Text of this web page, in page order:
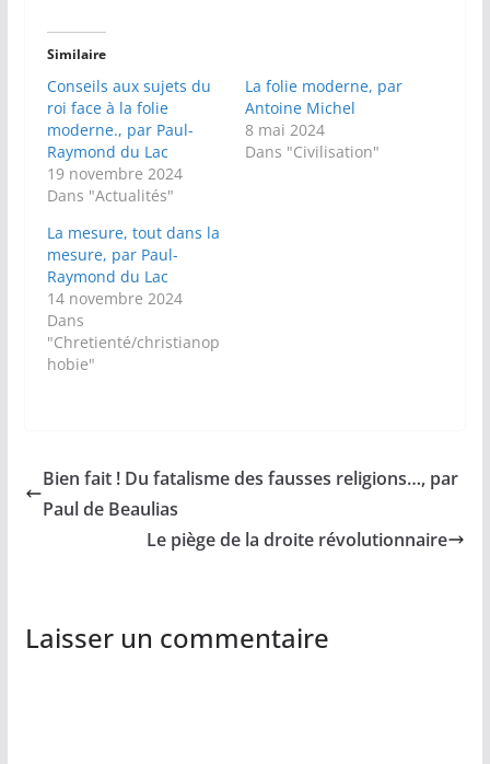
Similaire
Conseils aux sujets du
roi face à la folie
moderne., par Paul-
Raymond du Lac
19 novembre 2024
Dans "Actualités"
La folie moderne, par
Antoine Michel
8 mai 2024
Dans "Civilisation"
La mesure, tout dans la
mesure, par Paul-
Raymond du Lac
14 novembre 2024
Dans
"Chretienté/christianop
hobie"
Bien fait ! Du fatalisme des fausses religions…, par
Paul de Beaulias
Le piège de la droite révolutionnaire
Laisser un commentaire